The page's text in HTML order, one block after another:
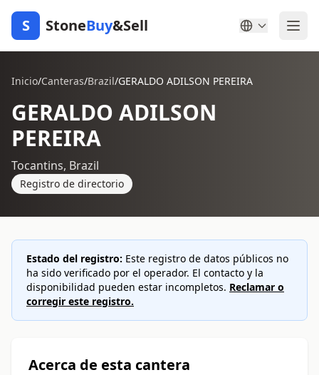
S StoneBuy&Sell
Inicio/Canteras/Brazil/GERALDO ADILSON PEREIRA
GERALDO ADILSON
PEREIRA
Tocantins, Brazil
Registro de directorio
Estado del registro: Este registro de datos públicos no
ha sido verificado por el operador. El contacto y la
disponibilidad pueden estar incompletos. Reclamar o
corregir este registro.
Acerca de esta cantera